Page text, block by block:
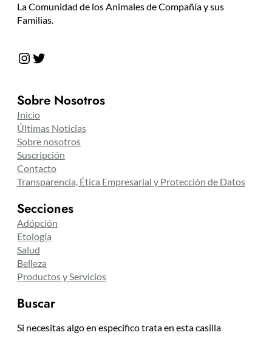
La Comunidad de los Animales de Compañía y sus
Familias.
Instagram Twitter
Sobre Nosotros
Inicio
Últimas Noticias
Sobre nosotros
Suscripción
Contacto
Transparencia, Ética Empresarial y Protección de Datos
Secciones
Adópción
Etología
Salud
Belleza
Productos y Servicios
Buscar
Si necesitas algo en específico trata en esta casilla